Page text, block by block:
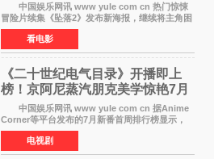
中国娱乐网讯 www yule com cn 热门惊悚
冒险片续集《坠落2》发布新海报，继续将主角困
于绝境高处——这一次，是摇摇欲坠的徒步栈
道。该片将于今年9月2日北美上映，恐高症患者
请提前做好心理
看电影
《二十世纪电气目录》开播即上
榜！京阿尼蒸汽朋克美学惊艳7月
新番季
中国娱乐网讯 www yule com cn 据Anime
Corner等平台发布的7月新番首周排行榜显示，
由京都动画制作的《二十世纪电气目录》在多个
榜单中表现亮眼，位列AniLab全球TOP10第十
名。该剧改编自结
电视剧